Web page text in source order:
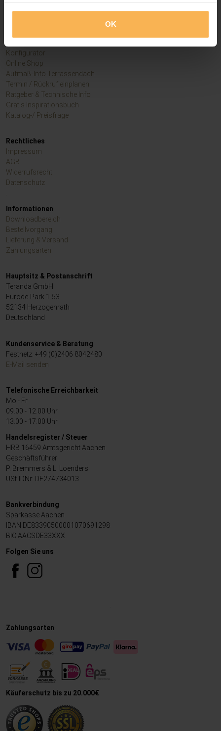
gesammelt haben.
OK
Konfigurator
Online Shop
Aufmaß-Info Terrassendach
Termin / Rückruf einplanen
Ratgeber & Technische Info
Gratis Inspirationsbuch
Katalog-/ Preisfrage
Rechtliches
Impressum
AGB
Widerrufsrecht
Datenschutz
Informationen
Downloadbereich
Bestellvorgang
Lieferung & Versand
Zahlungsarten
Hauptsitz & Postanschrift
Teranda GmbH
Eurode-Park 1-53
52134 Herzogenrath
Deutschland
Kundenservice & Beratung
Festnetz: +49 (0)2406 8042480
E-Mail senden
Telefonische Erreichbarkeit
Mo - Fr
09.00 - 12.00 Uhr
13.00 - 17.00 Uhr
Handelsregister / Steuer
HRB 16459 Amtsgericht Aachen
Geschäftsführer:
P. Bremmers & L. Loenders
USt-IDNr: DE274734013
Bankverbindung
Sparkasse Aachen
IBAN DE83390500001070691298
BIC AACSDE33XXX
Folgen Sie uns
Zahlungsarten
Käuferschutz bis zu 20.000€